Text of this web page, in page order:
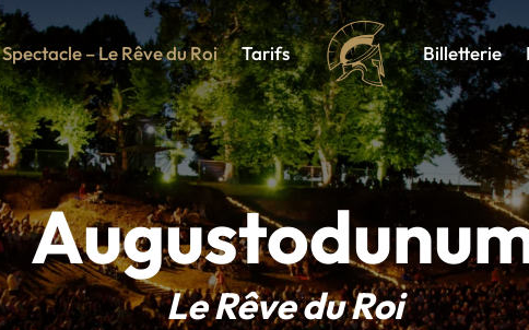
Spectacle – Le Rêve du Roi Tarifs Billetterie
Le Rêve du Roi